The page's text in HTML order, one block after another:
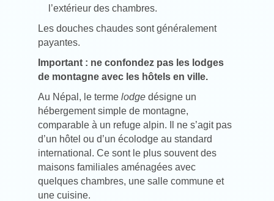
l’extérieur des chambres.
Les douches chaudes sont généralement
payantes.
Important : ne confondez pas les lodges
de montagne avec les hôtels en ville.
Au Népal, le terme lodgedésigne un
hébergement simple de montagne,
comparable à un refuge alpin. Il ne s’agit pas
d’un hôtel ou d’un écolodge au standard
international. Ce sont le plus souvent des
maisons familiales aménagées avec
quelques chambres, une salle commune et
une cuisine.